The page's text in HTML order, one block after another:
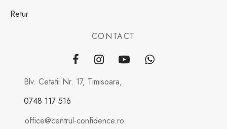
Retur
CONTACT
Blv. Cetatii Nr. 17, Timisoara,
0748 117 516
office@centrul-confidence.ro